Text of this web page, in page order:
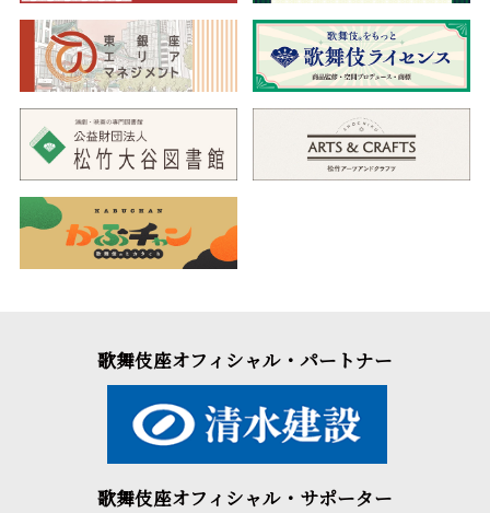
歌舞伎座オフィシャル・パートナー
歌舞伎座オフィシャル・サポーター